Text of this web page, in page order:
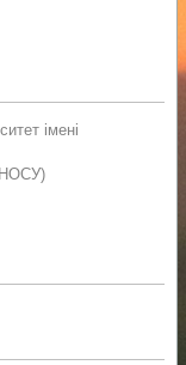
імені
(НОСУ)